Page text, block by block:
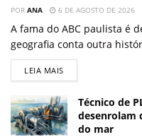
POR ANA 6 DE AGOSTO DE 2026
A fama do ABC paulista é
geografia conta outra
LEIA MAIS
Técnico de
desenrolam
do mar